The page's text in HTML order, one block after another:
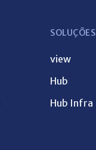
SOLUÇÕES
view
Hub
Hub Infra